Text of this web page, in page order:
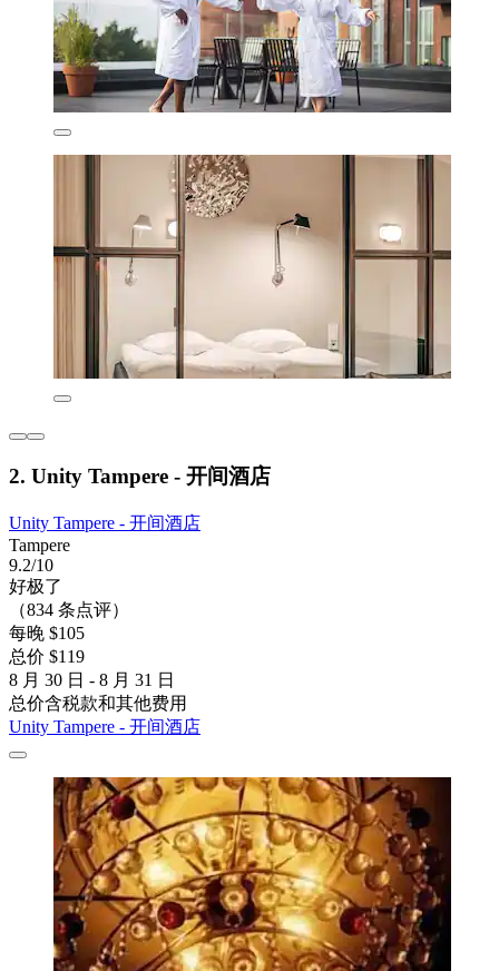
2. Unity Tampere - 开间酒店
Unity Tampere - 开间酒店
Tampere
9.2/10
好极了
（834 条点评）
每晚 $105
总价 $119
8 月 30 日 - 8 月 31 日
总价含税款和其他费用
Unity Tampere - 开间酒店